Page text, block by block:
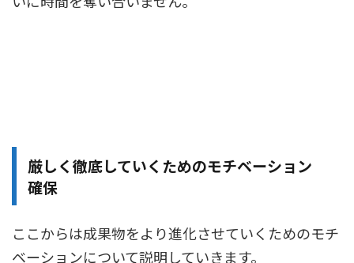
厳しく徹底していくためのモチベーション
確保
ここからは成果物をより進化させていくためのモチ
ベーションについて説明していきます。